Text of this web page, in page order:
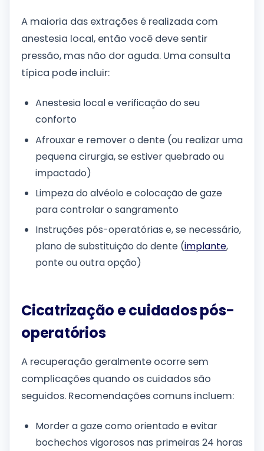
A maioria das extrações é realizada com
anestesia local, então você deve sentir
pressão, mas não dor aguda. Uma consulta
típica pode incluir:
Anestesia local e verificação do seu
conforto
Afrouxar e remover o dente (ou realizar uma
pequena cirurgia, se estiver quebrado ou
impactado)
Limpeza do alvéolo e colocação de gaze
para controlar o sangramento
Instruções pós-operatórias e, se necessário,
plano de substituição do dente (implante,
ponte ou outra opção)
Cicatrização e cuidados pós-
operatórios
A recuperação geralmente ocorre sem
complicações quando os cuidados são
seguidos. Recomendações comuns incluem:
Morder a gaze como orientado e evitar
bochechos vigorosos nas primeiras 24 horas